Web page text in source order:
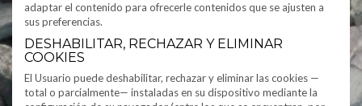
adaptar el contenido para ofrecerle contenidos que se ajusten a
sus preferencias.
DESHABILITAR, RECHAZAR Y ELIMINAR
COOKIES
El Usuario puede deshabilitar, rechazar y eliminar las cookies —
total o parcialmente— instaladas en su dispositivo mediante la